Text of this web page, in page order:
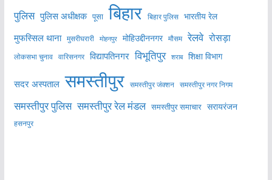
पुलिस पुलिस अधीक्षक पूसा बिहार बिहार पुलिस भारतीय रेल
मुफस्सिल थाना मुसरीघरारी मोहनपुर मोहिउद्दीननगर मौसम रेलवे रोसड़ा
लोकसभा चुनाव वारिसनगर विद्यापतिनगर विभूतिपुर शराब शिक्षा विभाग
सदर अस्पताल समस्तीपुर समस्तीपुर जंक्शन समस्तीपुर नगर निगम
समस्तीपुर पुलिस समस्तीपुर रेल मंडल समस्तीपुर समाचार सरायरंजन
हसनपुर